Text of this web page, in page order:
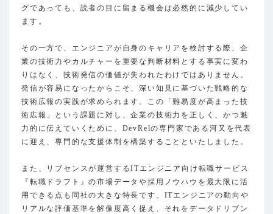
グであっても、読者の目に留まる機会は必然的に減少してい
ます。
その一方で、エンジニアが自身のキャリアを検討する際、企
業の技術力やカルチャーを重要な判断材料とする事実に変わ
りはなく、技術発信の価値が失われたわけではありません。
発信が容易になったからこそ、深い知見に基づいた戦略的な
技術広報の実践が求められます。この「難易度が高まった技
術広報」という課題に対し、企業の技術力を正しく、かつ魅
力的に伝えていくために、DevRelの専門家である河又を代表
に迎え、専門的な支援体制を構築することといたしました。
また、リブセンスが運営するITエンジニア向け転職サービス
『転職ドラフト』の市場データや採用ノウハウを最大限に活
用できる点も同社の大きな特長です。ITエンジニアの動向や
リアルな評価基準を解像度高く捉え、それをデータドリブン